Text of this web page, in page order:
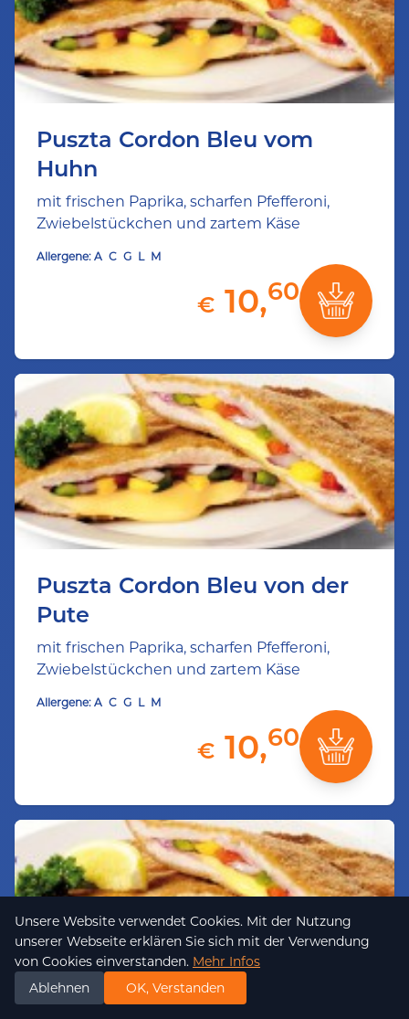
Puszta Cordon Bleu vom
Huhn
mit frischen Paprika, scharfen Pfefferoni,
Zwiebelstückchen und zartem Käse
Allergene: A C G L M
€ 10,60
Puszta Cordon Bleu von der
Pute
mit frischen Paprika, scharfen Pfefferoni,
Zwiebelstückchen und zartem Käse
Allergene: A C G L M
€ 10,60
Unsere Website verwendet Cookies. Mit der Nutzung
unserer Webseite erklären Sie sich mit der Verwendung
von Cookies einverstanden. Mehr Infos
Ablehnen
OK, Verstanden